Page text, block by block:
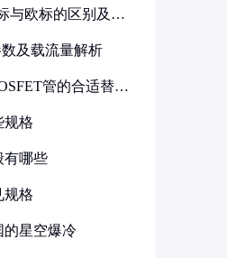
与欧标的区别及其
及载流量解析
管的合适替代
规格
有哪些
规格
的星空爆冷